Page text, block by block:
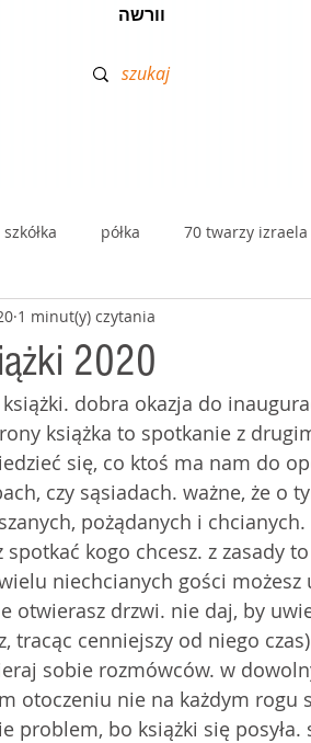
וורשה
szkółka półka 70 twarzy izraela
zdrajców - przekłady
2020
1 minut(y) czytania
dobra okazja do
książka to spotkanie z
się, co ktoś ma nam do
czy sąsiadach. ważne, że o
pożądanych i chcianych.
kogo chcesz. z zasady
niechcianych gości możesz
otwierasz drzwi. nie daj, by
tracąc cenniejszy od niego
sobie rozmówców. w
otoczeniu nie na każdym rogu
problem, bo książki się posyła.